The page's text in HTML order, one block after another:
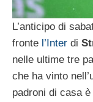
L’anticipo di
fronte l’Inter di
nelle ultime tre
che ha vinto
padroni di casa